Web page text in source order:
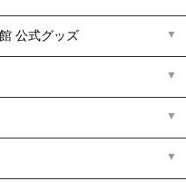
公式グッズ